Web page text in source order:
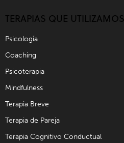
TERAPIAS QUE UTILIZAMOS
Psicología
Coaching
Psicoterapia
Mindfulness
Terapia Breve
Terapia de Pareja
Terapia Cognitivo Conductual